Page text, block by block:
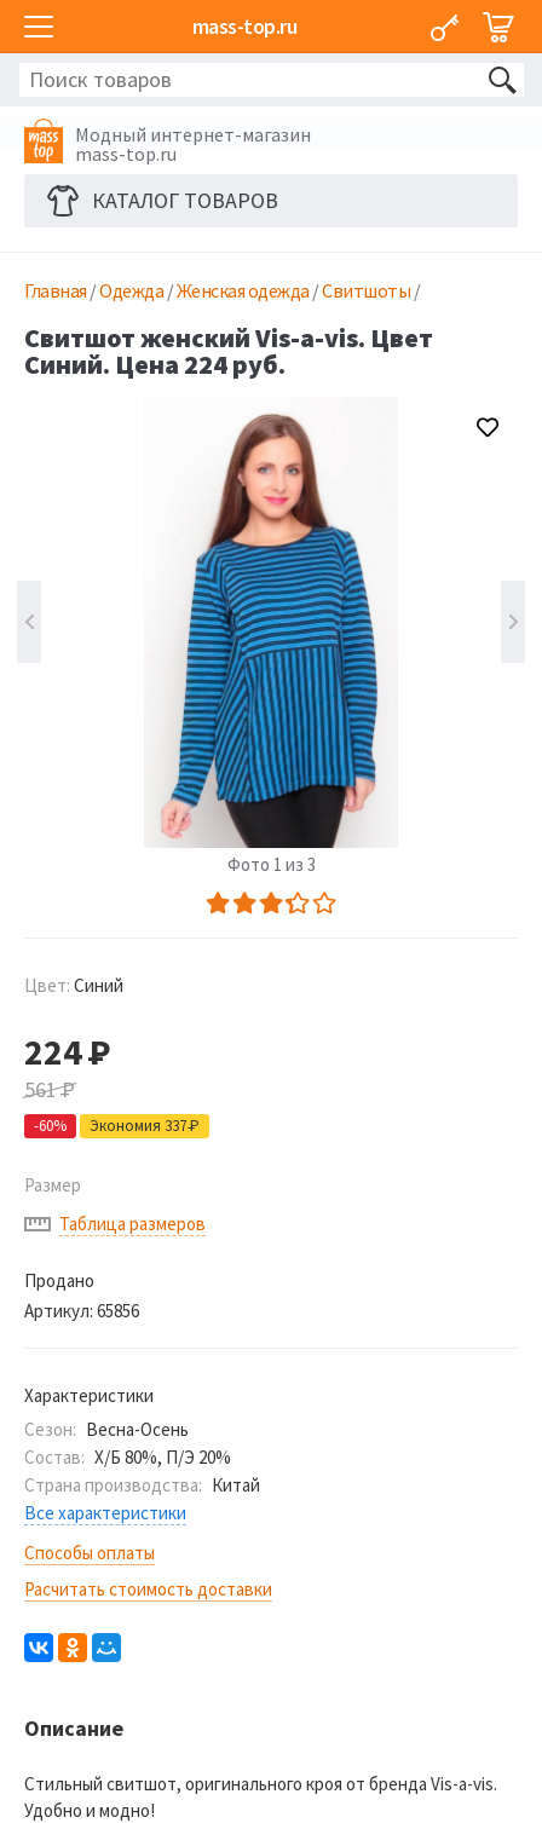
mass-top.ru
Модный интернет-магазин
mass-top.ru
КАТАЛОГ ТОВАРОВ
Главная /Одежда /Женская одежда /Свитшоты /
Свитшот женский Vis-a-vis. Цвет
Синий. Цена 224 руб.
Фото 1 из 3
Цвет: Синий
224Р
561Р
-60% Экономия 337Р
Размер
Таблица размеров
Продано
Артикул: 65856
Характеристики
Сезон: Весна-Осень
Состав: Х/Б 80%, П/Э 20%
Страна производства: Китай
Все характеристики
Способы оплаты
Расчитать стоимость доставки
Описание
Стильный свитшот, оригинального кроя от бренда Vis-a-vis.
Удобно и модно!